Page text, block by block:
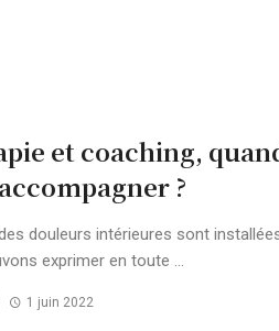
et coaching,
?
douleurs intérieures sont
exprimer en toute ...
1 juin 2022